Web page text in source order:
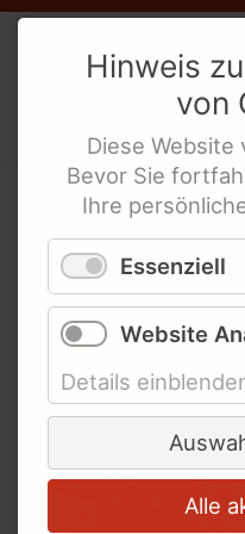
WeiberZEIT
Animierte
Wir
für Alle
Nein zu
Eine
Armut
Politische
behinderte
1.
deutlichen
besseren
Hinweis
von
Diese Website
Bevor Sie
Ihre
Essenziell
Website
Details
Alle